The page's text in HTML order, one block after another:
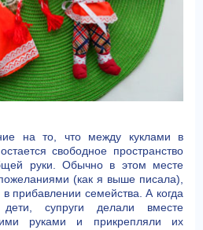
на то, что между куклами в
свободное пространство
руки. Обычно в этом месте
(как я выше писала),
прибавлении семейства. А когда
супруги делали вместе
руками и прикрепляли их